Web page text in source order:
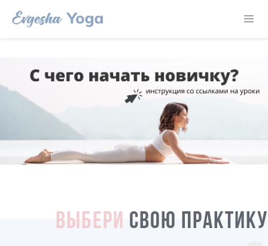
ВЫБЕРИ СВОЮ ПРАКТИКУ